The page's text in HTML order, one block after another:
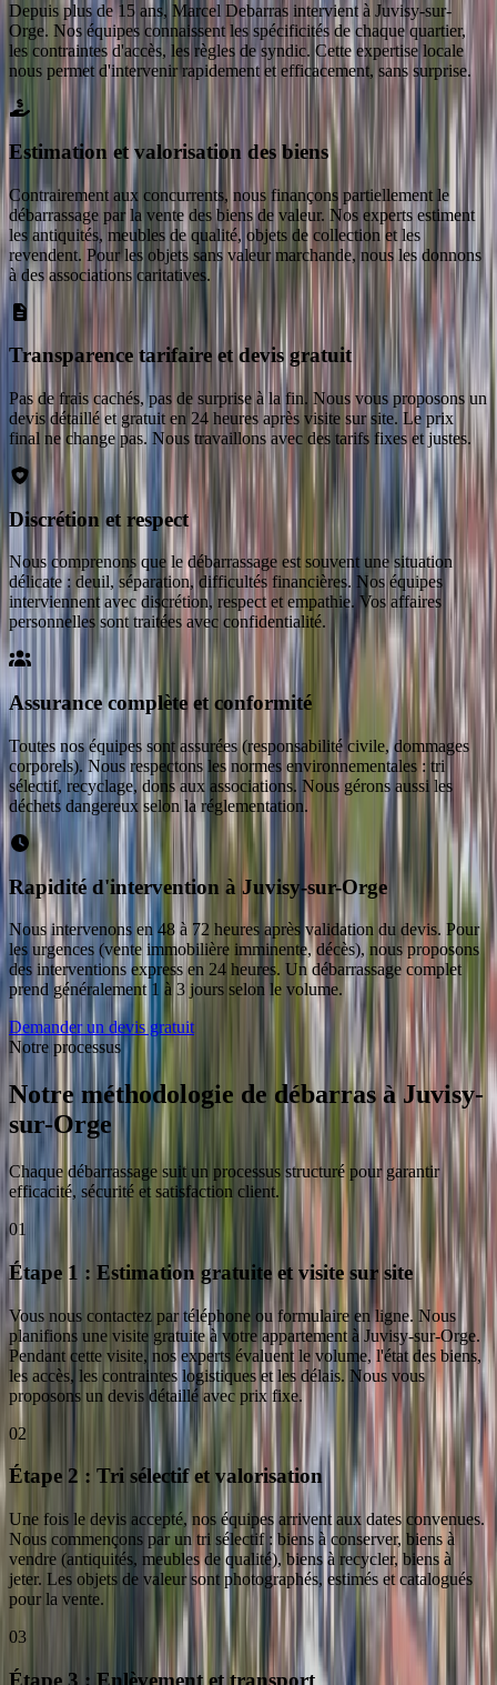
Depuis plus de 15 ans, Marcel Debarras intervient à Juvisy-sur-
Orge. Nos équipes connaissent les spécificités de chaque quartier,
les contraintes d'accès, les règles de syndic. Cette expertise locale
nous permet d'intervenir rapidement et efficacement, sans surprise.
Estimation et valorisation des biens
Contrairement aux concurrents, nous finançons partiellement le
débarrassage par la vente des biens de valeur. Nos experts estiment
les antiquités, meubles de qualité, objets de collection et les
revendent. Pour les objets sans valeur marchande, nous les donnons
à des associations caritatives.
Transparence tarifaire et devis gratuit
Pas de frais cachés, pas de surprise à la fin. Nous vous proposons un
devis détaillé et gratuit en 24 heures après visite sur site. Le prix
final ne change pas. Nous travaillons avec des tarifs fixes et justes.
Discrétion et respect
Nous comprenons que le débarrassage est souvent une situation
délicate : deuil, séparation, difficultés financières. Nos équipes
interviennent avec discrétion, respect et empathie. Vos affaires
personnelles sont traitées avec confidentialité.
Assurance complète et conformité
Toutes nos équipes sont assurées (responsabilité civile, dommages
corporels). Nous respectons les normes environnementales : tri
sélectif, recyclage, dons aux associations. Nous gérons aussi les
déchets dangereux selon la réglementation.
Rapidité d'intervention à Juvisy-sur-Orge
Nous intervenons en 48 à 72 heures après validation du devis. Pour
les urgences (vente immobilière imminente, décès), nous proposons
des interventions express en 24 heures. Un débarrassage complet
prend généralement 1 à 3 jours selon le volume.
Demander un devis gratuit
Notre processus
Notre méthodologie de débarras à Juvisy-
sur-Orge
Chaque débarrassage suit un processus structuré pour garantir
efficacité, sécurité et satisfaction client.
01
Étape 1 : Estimation gratuite et visite sur site
Vous nous contactez par téléphone ou formulaire en ligne. Nous
planifions une visite gratuite à votre appartement à Juvisy-sur-Orge.
Pendant cette visite, nos experts évaluent le volume, l'état des biens,
les accès, les contraintes logistiques et les délais. Nous vous
proposons un devis détaillé avec prix fixe.
02
Étape 2 : Tri sélectif et valorisation
Une fois le devis accepté, nos équipes arrivent aux dates convenues.
Nous commençons par un tri sélectif : biens à conserver, biens à
vendre (antiquités, meubles de qualité), biens à recycler, biens à
jeter. Les objets de valeur sont photographés, estimés et catalogués
pour la vente.
03
Étape 3 : Enlèvement et transport